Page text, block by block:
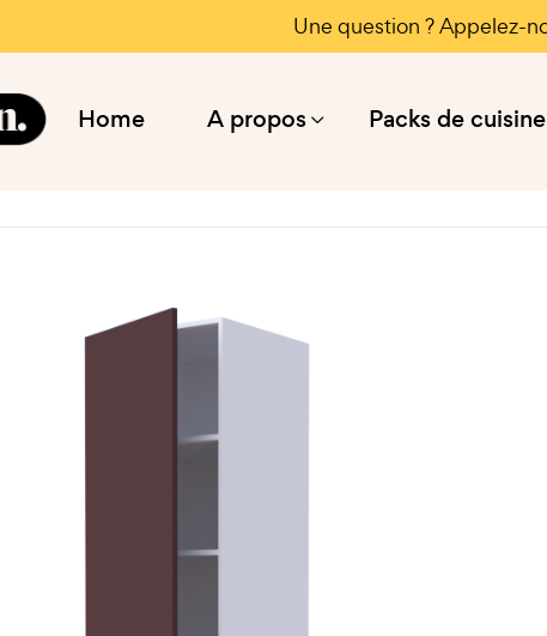
Une question ? Appelez-
Home A propos Packs de cuisine